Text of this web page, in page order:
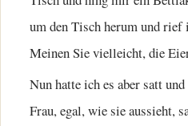
um den Tisch herum und
Meinen Sie vielleicht, die
Nun hatte ich es aber satt
Frau, egal, wie sie aussieht,